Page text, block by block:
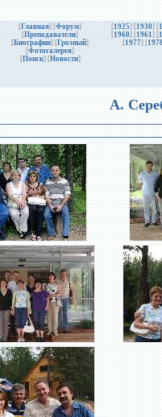
[Главная] [Форум]
[Преподаватели]
[Биографии] [Грозный]
[Фотогалерея]
[Поиск] [Новости]
[1925] [1930] [
[1960] [1961] [
[1977] [
А.